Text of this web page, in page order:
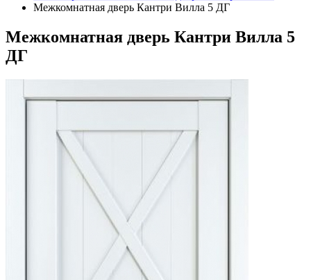
Межкомнатная дверь Кантри Вилла 5 ДГ
Межкомнатная дверь Кантри Вилла 5
ДГ